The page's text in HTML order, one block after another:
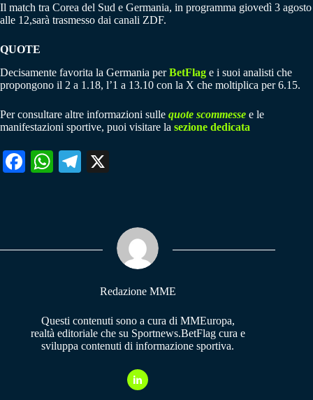
Il match tra Corea del Sud e Germania, in programma giovedì 3 agosto
alle 12,sarà trasmesso dai canali ZDF.
QUOTE
Decisamente favorita la Germania perBetFlag e i suoi analisti che
propongono il 2 a 1.18, l’1 a 13.10 con la X che moltiplica per 6.15.
Per consultare altre informazioni sulle quote scommesse e le
manifestazioni sportive, puoi visitare la sezione dedicata
Fa W
pp
Te
m
Redazione MME
Questi contenuti sono a cura di MMEuropa,
realtà editoriale che su Sportnews.BetFlag cura e
sviluppa contenuti di informazione sportiva.